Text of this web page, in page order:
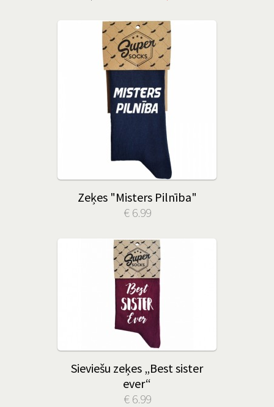
Zeķes "Misters Pilnība"
€ 6.99
Sieviešu zeķes „Best sister
ever“
€ 6.99